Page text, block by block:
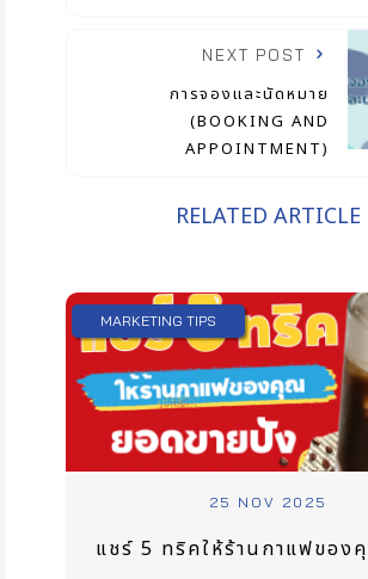
NEXT POST
การจองและนัดหมาย
(BOOKING AND
APPOINTMENT)
RELATED ARTICLE
MARKETING TIPS
25 NOV 2025